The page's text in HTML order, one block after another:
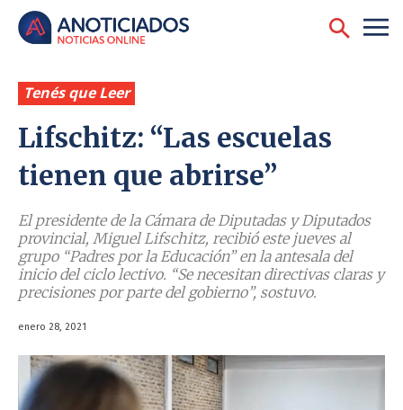
Tenés que Leer
Lifschitz: “Las escuelas
tienen que abrirse”
El presidente de la Cámara de Diputadas y Diputados
provincial, Miguel Lifschitz, recibió este jueves al
grupo “Padres por la Educación” en la antesala del
inicio del ciclo lectivo. “Se necesitan directivas claras y
precisiones por parte del gobierno”, sostuvo.
enero 28, 2021